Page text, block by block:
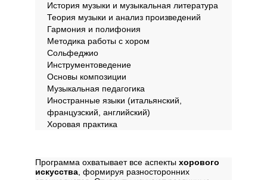
История музыки и музыкальная литература
Теория музыки и анализ произведений
Гармония и полифония
Методика работы с хором
Сольфеджио
Инструментоведение
Основы композиции
Музыкальная педагогика
Иностранные языки (итальянский,
французский, английский)
Хоровая практика
Программа охватывает все аспекты хорового
искусства , формируя разносторонних